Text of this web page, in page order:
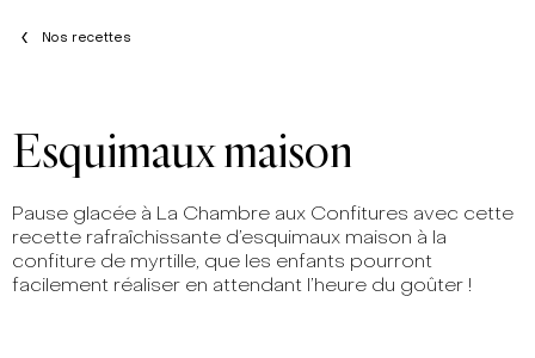
Nos recettes
Esquimaux maison
Pause glacée à La Chambre aux Confitures avec cette
recette rafraîchissante d’esquimaux maison à la
confiture de myrtille, que les enfants pourront
facilement réaliser en attendant l’heure du goûter !